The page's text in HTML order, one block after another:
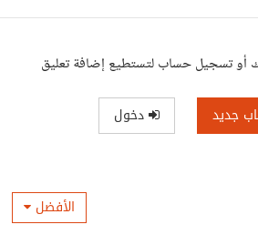
أو تسجيل حساب لتستطيع إضافة تعليق
جديد دخول
الأفضل